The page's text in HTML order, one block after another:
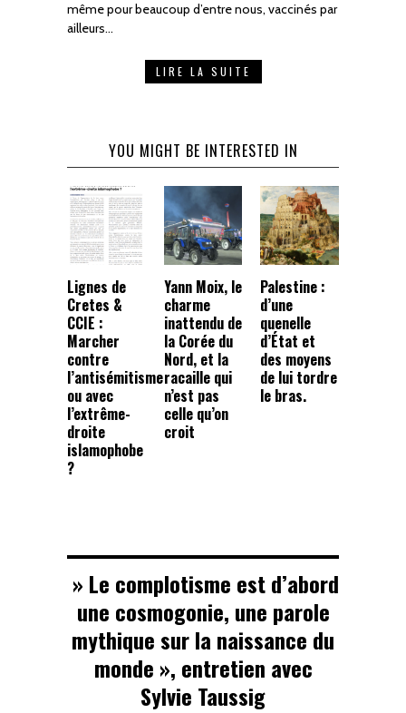
même pour beaucoup d’entre nous, vaccinés par
ailleurs…
LIRE LA SUITE
YOU MIGHT BE INTERESTED IN
Lignes de
Cretes &
CCIE :
Marcher
contre
l’antisémitisme
ou avec
l’extrême-
droite
islamophobe
?
Yann Moix, le
charme
inattendu de
la Corée du
Nord, et la
racaille qui
n’est pas
celle qu’on
croit
Palestine :
d’une
quenelle
d’État et
des moyens
de lui tordre
le bras.
» Le complotisme est d’abord
une cosmogonie, une parole
mythique sur la naissance du
monde », entretien avec
Sylvie Taussig